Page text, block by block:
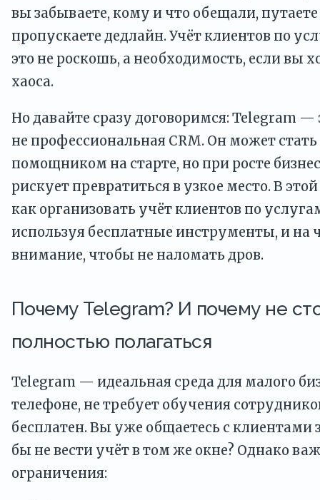
вы забываете, кому и что обещали,
пропускаете дедлайн. Учёт клиентов по
это не роскошь, а необходимость, если вы
хаоса.
Но давайте сразу договоримся: Telegram —
не профессиональная CRM. Он может
помощником на старте, но при росте
рискует превратиться в узкое место. В
как организовать учёт клиентов по
используя бесплатные инструменты, и на
внимание, чтобы не наломать дров.
Почему Telegram? И почему не
полностью полагаться
Telegram — идеальная среда для малого
телефоне, не требует обучения
бесплатен. Вы уже общаетесь с клиентами
бы не вести учёт в том же окне? Однако
ограничения: